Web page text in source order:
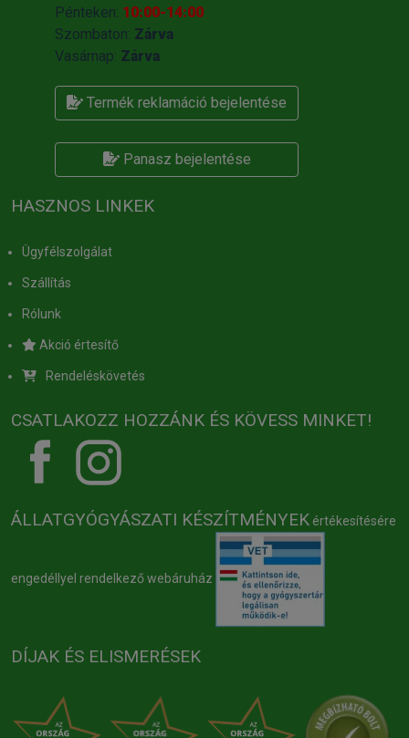
Pénteken: 10:00-14:00
Szombaton: Zárva
Vasárnap: Zárva
Termék reklamáció bejelentése
Panasz bejelentése
HASZNOS LINKEK
Ügyfélszolgálat
Szállítás
Rólunk
Akció értesítő
Rendeléskövetés
CSATLAKOZZ HOZZÁNK ÉS KÖVESS MINKET!
ÁLLATGYÓGYÁSZATI KÉSZÍTMÉNYEK értékesítésére
engedéllyel rendelkező webáruház
DÍJAK ÉS ELISMERÉSEK